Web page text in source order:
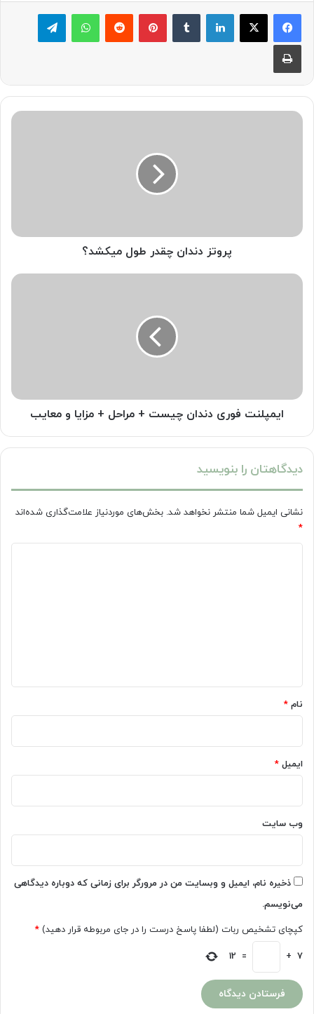
لینکدین ‫تامبلر پینترست‫رددیت واتس آپ تلگرام
چاپ
پروتز
پروتز دندان چقدر طول میکشد؟
ایمپلنت
و
معایبایمپلنت فوری دندان چیست + مراحل + مزایا و معایب
دیدگاهتان را بنویسید
نشانی ایمیل شما منتشر نخواهد شد. بخش‌های موردنیاز علامت‌گذاری شده‌اند
*
نام *
ایمیل *
وب‌ سایت
ذخیره نام، ایمیل و وبسایت من در مرورگر برای زمانی که دوباره دیدگاهی
می‌نویسم.
کپچای تشخیص ربات (لطفا پاسخ درست را در جای مربوطه قرار دهید) *
7
+
=
12